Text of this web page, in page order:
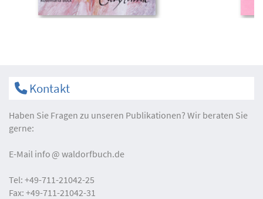
Kontakt
Haben Sie Fragen zu unseren Publikationen? Wir beraten Sie
gerne:
E-Mail info waldorfbuch.de
Tel: +49-711-21042-25
Fax: +49-711-21042-31